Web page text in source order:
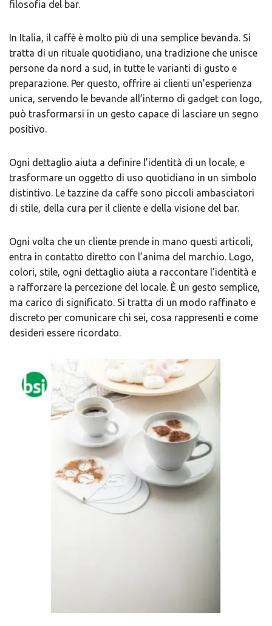
filosofia del bar.
In Italia, il caffè è molto più di una semplice bevanda. Si
tratta di un rituale quotidiano, una tradizione che unisce
persone da nord a sud, in tutte le varianti di gusto e
preparazione. Per questo, offrire ai clienti un’esperienza
unica, servendo le bevande all’interno di gadget con logo,
può trasformarsi in un gesto capace di lasciare un segno
positivo.
Ogni dettaglio aiuta a definire l’identità di un locale, e
trasformare un oggetto di uso quotidiano in un simbolo
distintivo. Le tazzine da caffe sono piccoli ambasciatori
di stile, della cura per il cliente e della visione del bar.
Ogni volta che un cliente prende in mano questi articoli,
entra in contatto diretto con l’anima del marchio. Logo,
colori, stile, ogni dettaglio aiuta a raccontare l’identità e
a rafforzare la percezione del locale. È un gesto semplice,
ma carico di significato. Si tratta di un modo raffinato e
discreto per comunicare chi sei, cosa rappresenti e come
desideri essere ricordato.